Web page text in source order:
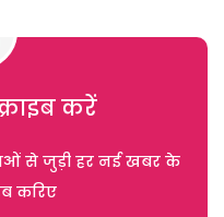
करें
से जुड़ी हर नई खबर के
करिए